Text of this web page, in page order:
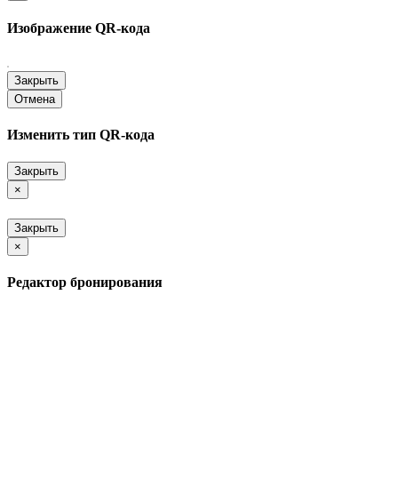
Изображение QR-кода
Закрыть
Отмена
Изменить тип QR-кода
Закрыть
×
Закрыть
×
Редактор бронирования